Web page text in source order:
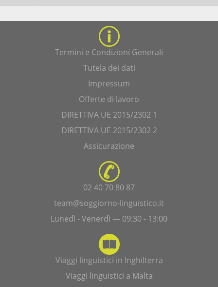
Termini e Condizioni Generali
Tutela dei dati
Impressum
Offerte di lavoro
DIRETTIVA UE 2015/2302 1
DIRETTIVA UE 2015/2302 2
Assicurazione
02 40 70 80 87
team@soggiorno-linguistico.it
Lunedì - Venerdì — 09:30 - 13:00
Viaggi linguistici in Inghilterra
Viaggi linguistici a Malta